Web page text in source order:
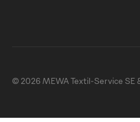
© 2026 MEWA Textil-Service SE